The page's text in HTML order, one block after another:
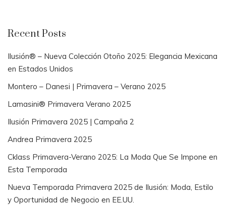
Recent Posts
Ilusión® – Nueva Colección Otoño 2025: Elegancia Mexicana
en Estados Unidos
Montero – Danesi | Primavera – Verano 2025
Lamasini® Primavera Verano 2025
Ilusión Primavera 2025 | Campaña 2
Andrea Primavera 2025
Cklass Primavera-Verano 2025: La Moda Que Se Impone en
Esta Temporada
Nueva Temporada Primavera 2025 de Ilusión: Moda, Estilo
y Oportunidad de Negocio en EE.UU.